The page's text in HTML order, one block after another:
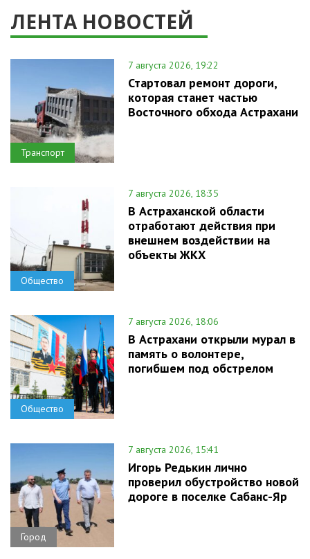
ЛЕНТА НОВОСТЕЙ
Транспорт
7 августа 2026, 19:22
Стартовал ремонт дороги,
которая станет частью
Восточного обхода Астрахани
Общество
7 августа 2026, 18:35
В Астраханской области
отработают действия при
внешнем воздействии на
объекты ЖКХ
Общество
7 августа 2026, 18:06
В Астрахани открыли мурал в
память о волонтере,
погибшем под обстрелом
Город
7 августа 2026, 15:41
Игорь Редькин лично
проверил обустройство новой
дороге в поселке Сабанс-Яр